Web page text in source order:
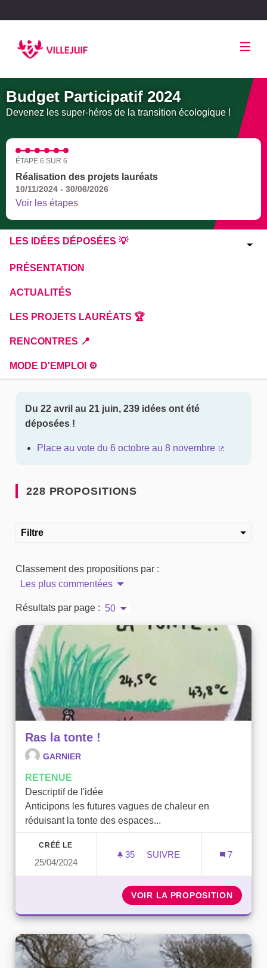
Budget Participatif 2024
Devenez les super-héros de la transition écologique !
ÉTAPE 6 SUR 6
Réalisation des projets lauréats
10/11/2024 - 30/06/2026
Voir les étapes
LES IDÉES DÉPOSÉES 💡
PRÉSENTATION
ACTUALITÉS
LES PROJETS LAURÉATS 🏆
RENCONTRES 📍
MODE D'EMPLOI ⚙️
Du 22 avril au 21 juin, 239 idées ont été
déposées !
Place au vote du 6 octobre au 8 novembre
228 PROPOSITIONS
Filtre
Classement des propositions par :
Les plus commentées
Résultats par page : 50
Ras la tonte !
GARNIER
RETENUE
Descriptif de l'idée
Anticipons les futures vagues de chaleur en
réduisant la tonte des espaces...
CRÉÉ LE
25/04/2024
35 35 ABONNÉS
SUIVRE
7
VOIR LA PROPOSITION RAS